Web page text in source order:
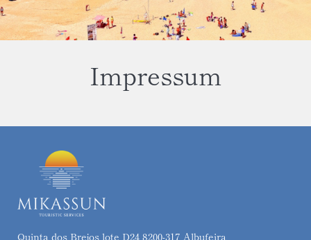
Impressum
Quinta dos Brejos lote D24 8200-317 Albufeira